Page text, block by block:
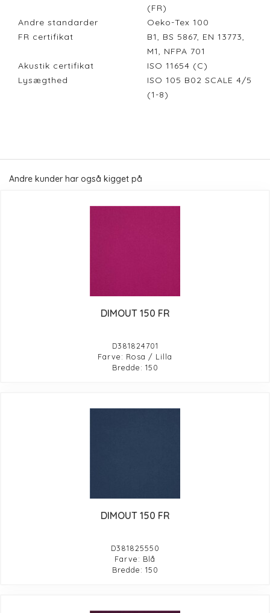
(FR)
Andre standarder
Oeko-Tex 100
FR certifikat
B1, BS 5867, EN 13773,
M1, NFPA 701
Akustik certifikat
ISO 11654 (C)
Lysægthed
ISO 105 B02 SCALE 4/5
(1-8)
Andre kunder har også kigget på
DIMOUT 150 FR
D381824701
Farve: Rosa / Lilla
Bredde: 150
DIMOUT 150 FR
D381825550
Farve: Blå
Bredde: 150